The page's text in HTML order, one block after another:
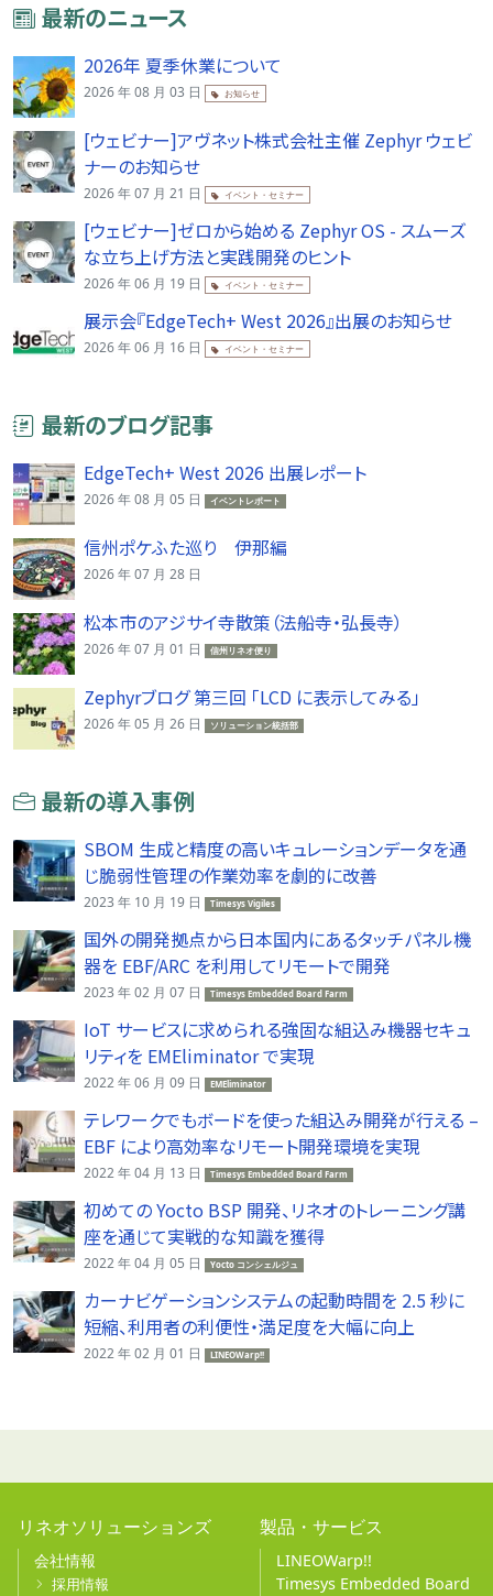
最新のニュース
2026年 夏季休業について
2026 年 08 月 03 日 お知らせ
[ウェビナー]アヴネット株式会社主催 Zephyr ウェビ
ナーのお知らせ
2026 年 07 月 21 日 イベント・セミナー
[ウェビナー]ゼロから始める Zephyr OS - スムーズ
な立ち上げ方法と実践開発のヒント
2026 年 06 月 19 日 イベント・セミナー
展示会『EdgeTech+ West 2026』出展のお知らせ
2026 年 06 月 16 日 イベント・セミナー
最新のブログ記事
EdgeTech+ West 2026 出展レポート
2026 年 08 月 05 日 イベントレポート
信州ポケふた巡り 伊那編
2026 年 07 月 28 日
松本市のアジサイ寺散策（法船寺・弘長寺）
2026 年 07 月 01 日 信州リネオ便り
Zephyrブログ 第三回 「LCD に表示してみる」
2026 年 05 月 26 日 ソリューション統括部
最新の導入事例
SBOM 生成と精度の高いキュレーションデータを通
じ脆弱性管理の作業効率を劇的に改善
2023 年 10 月 19 日 Timesys Vigiles
国外の開発拠点から日本国内にあるタッチパネル機
器を EBF/ARC を利用してリモートで開発
2023 年 02 月 07 日 Timesys Embedded Board Farm
IoT サービスに求められる強固な組込み機器セキュ
リティを EMEliminator で実現
2022 年 06 月 09 日 EMEliminator
テレワークでもボードを使った組込み開発が行える –
EBF により高効率なリモート開発環境を実現
2022 年 04 月 13 日 Timesys Embedded Board Farm
初めての Yocto BSP 開発、リネオのトレーニング講
座を通じて実戦的な知識を獲得
2022 年 04 月 05 日 Yocto コンシェルジュ
カーナビゲーションシステムの起動時間を 2.5 秒に
短縮、利用者の利便性・満足度を大幅に向上
2022 年 02 月 01 日 LINEOWarp!!
リネオソリューションズ
会社情報
採用情報
製品・サービス
LINEOWarp!!
Timesys Embedded Board